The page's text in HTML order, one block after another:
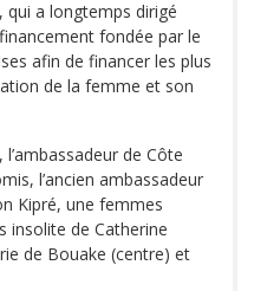
qui a longtemps dirigé
fondée par le
afin de financer les plus
de la femme et son
de Côte
l’ancien ambassadeur
Kipré, une femmes
insolite de Catherine
de Bouake (centre) et